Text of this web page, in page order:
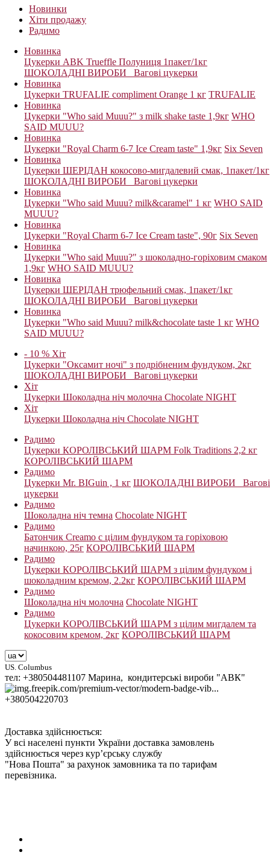
Новинки
Хіти продажу
Радимо
Новинка
Цукерки ABK Trueffle Полуниця 1пакет/1кг
ШОКОЛАДНІ ВИРОБИ_ Вагові цукерки
Новинка
Цукерки TRUFALIE compliment Оrange 1 кг TRUFALIE
Новинка
Цукерки "Who said Muuu?" з milk shake taste 1,9кг WHO
SAID MUUU?
Новинка
Цукерки "Royal Charm 6-7 Ice Cream taste" 1,9кг Six Seven
Новинка
Цукерки ШЕРІДАН кокосово-мигдалевий смак, 1пакет/1кг
ШОКОЛАДНІ ВИРОБИ_ Вагові цукерки
Новинка
Цукерки "Who said Muuu? milk&caramel" 1 кг WHO SAID
MUUU?
Новинка
Цукерки "Royal Charm 6-7 Ice Cream taste", 90г Six Seven
Новинка
Цукерки "Who said Muuu?" з шоколадно-горіховим смаком
1,9кг WHO SAID MUUU?
Новинка
Цукерки ШЕРІДАН трюфельний смак, 1пакет/1кг
ШОКОЛАДНІ ВИРОБИ_ Вагові цукерки
Новинка
Цукерки "Who said Muuu? milk&chocolate taste 1 кг WHO
SAID MUUU?
- 10 % Хіт
Цукерки "Оксамит ночі" з подрібненим фундуком, 2кг
ШОКОЛАДНІ ВИРОБИ_ Вагові цукерки
Хіт
Цукерки Шоколадна ніч молочна Chocolate NIGHT
Хіт
Цукерки Шоколадна ніч Chocolate NIGHT
Радимо
Цукерки КОРОЛІВСЬКИЙ ШАРМ Folk Traditions 2,2 кг
КОРОЛІВСЬКИЙ ШАРМ
Радимо
Цукерки Mr. BIGuin , 1 кг ШОКОЛАДНІ ВИРОБИ_ Вагові
цукерки
Радимо
Шоколадна ніч темна Chocolate NIGHT
Радимо
Батончик Creamo с цілим фундуком та горіховою
начинкою, 25г КОРОЛІВСЬКИЙ ШАРМ
Радимо
Цукерки КОРОЛІВСЬКИЙ ШАРМ з цілим фундуком і
шоколадним кремом, 2.2кг КОРОЛІВСЬКИЙ ШАРМ
Радимо
Шоколадна ніч молочна Chocolate NIGHT
Радимо
Цукерки КОРОЛІВСЬКИЙ ШАРМ з цілим мигдалем та
кокосовим кремом, 2кг КОРОЛІВСЬКИЙ ШАРМ
US. Columbus
тел: +380504481107 Марина, кондитерські вироби "АВК"
+380504220703
Доставка здійснюється:
У всі населені пункти України доставка замовлень
здійснюється через кур’єрську службу
"Нова Пошта" за рахунок замовника та по тарифам
перевізника.